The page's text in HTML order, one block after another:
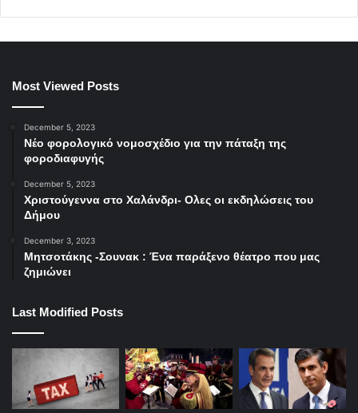
Most Viewed Posts
December 5, 2023
Νέο φορολογικό νομοσχέδιο για την πάταξη της
φοροδιαφυγής
December 5, 2023
Χριστούγεννα στο Χαλάνδρι- Ολες οι εκδηλώσεις του
Δήμου
December 3, 2023
Μητσοτάκης -Σουνακ : Ένα παράξενο θέατρο που μας
ζημιώνει
Last Modified Posts